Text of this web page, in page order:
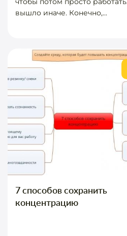
вышло иначе. Конечно,...
7 способов сохранить
концентрацию